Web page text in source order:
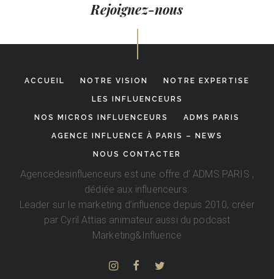
Rejoignez-nous
ACCUEIL NOTRE VISION NOTRE EXPERTISE
LES INFLUENCEURS
NOS MICROS INFLUENCEURS ADMS PARIS
AGENCE INFLUENCE À PARIS – NEWS
NOUS CONTACTER
Agencedesinfluenceurs est une offre d’ADMS.PARIS ,
dédiée aux influenceurs.
Leader sur le marketing d’influence depuis 2010, créer
par Cyril Attias animateur aussi du podcast
Marketing&Influence